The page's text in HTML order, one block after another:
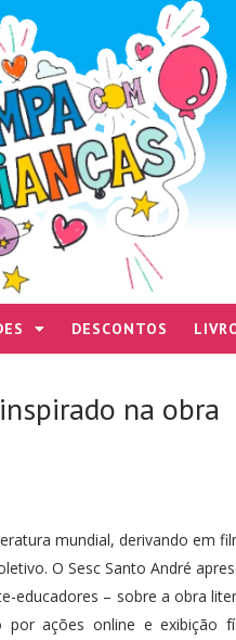
DESCONTOS
na obra
mundial, derivando em
O Sesc Santo André
educadores – sobre a obra
ações online e exibição